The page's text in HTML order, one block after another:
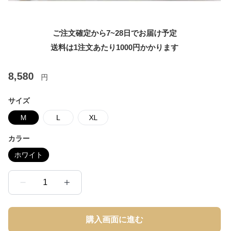
ご注文確定から7~28日でお届け予定
送料は1注文あたり 1000円かかります
8,580 円
サイズ
M L XL
カラー
ホワイト
1
購入画面に進む